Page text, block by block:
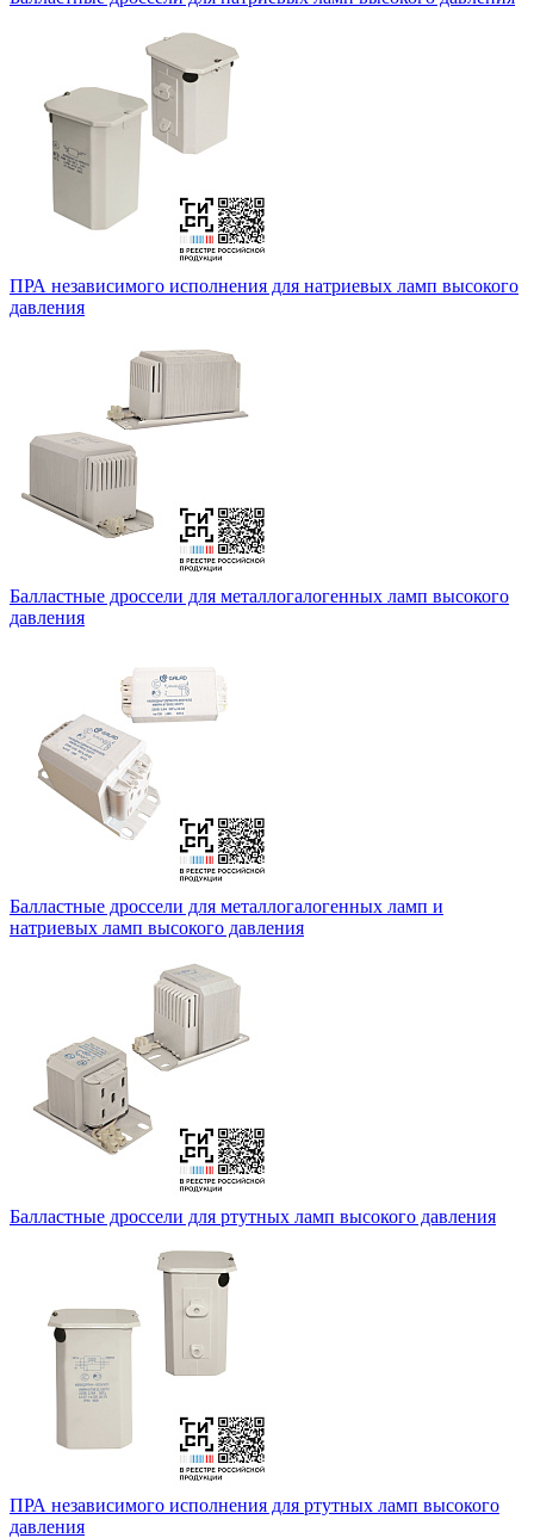
ПРА независимого исполнения для натриевых ламп высокого
давления
Балластные дроссели для металлогалогенных ламп высокого
давления
Балластные дроссели для металлогалогенных ламп и
натриевых ламп высокого давления
Балластные дроссели для ртутных ламп высокого давления
ПРА независимого исполнения для ртутных ламп высокого
давления